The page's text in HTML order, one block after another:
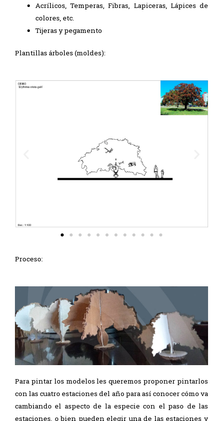
Acrílicos, Temperas, Fibras, Lapiceras, Lápices de
colores, etc.
Tijeras y pegamento
Plantillas árboles (moldes):
Proceso:
Para pintar los modelos les queremos proponer pintarlos
con las cuatro estaciones del año para así conocer cómo va
cambiando el aspecto de la especie con el paso de las
estaciones, o bien pueden elegir una de las estaciones y